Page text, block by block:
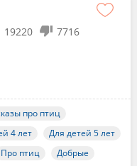
19220
7716
про птиц
4 лет
Для детей 5 лет
Про птиц
Добрые